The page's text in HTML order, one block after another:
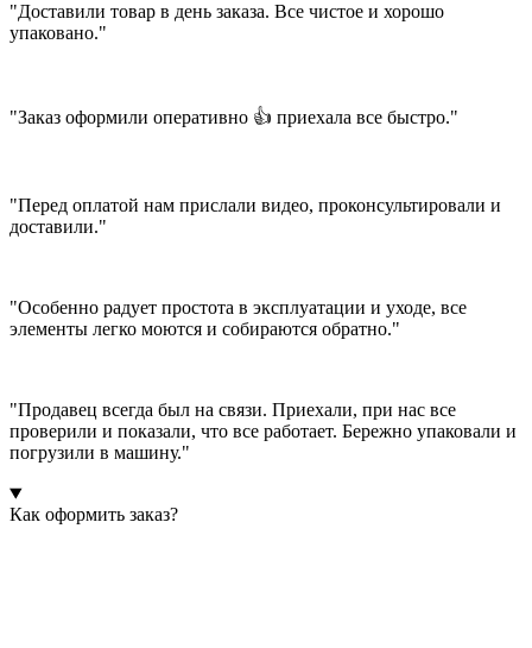
"Доставили товар в день заказа. Все чистое и хорошо
упаковано."
"Заказ оформили оперативно 👍 приехала все быстро."
"Перед оплатой нам прислали видео, проконсультировали и
доставили."
"Особенно радует простота в эксплуатации и уходе, все
элементы легко моются и собираются обратно."
"Продавец всегда был на связи. Приехали, при нас все
проверили и показали, что все работает. Бережно упаковали и
погрузили в машину."
Как оформить заказ?